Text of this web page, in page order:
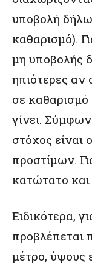
υποβολή
καθαρισμό).
μη υποβολής
ηπιότερες αν
σε
γίνει.
στόχος είναι
προστίμων.
κατώτατο
Ειδικότερα,
προβλέπεται
μέτρο, ύψους